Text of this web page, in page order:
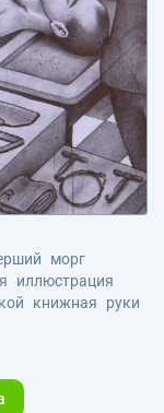
морг
иллюстрация
книжная
руки